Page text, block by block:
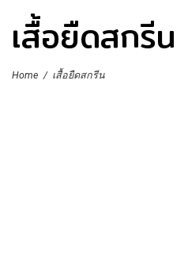
เสื้อยืดสกรีน
Home / เสื้อยืดสกรีน